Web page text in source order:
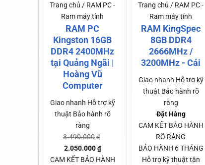
Trang chủ / RAM PC -
Ram máy tính
RAM PC
Kingston 16GB
DDR4 2400MHz
tại Quảng Ngãi |
Hoàng Vũ
Computer
Giao nhanh Hỗ trợ kỹ
thuật Bảo hành rõ
ràng
3.490.000 ₫
là:
2.050.000 ₫Giá
hiện
CAM KẾT BẢO HÀNH
Trang chủ / RAM PC -
Ram máy tính
RAM KingSpec
8GB DDR4
2666MHz /
3200MHz - Cái
Giao nhanh Hỗ trợ kỹ
thuật Bảo hành rõ
ràng
Đặt Hàng
CAM KẾT BẢO HÀNH
RÕ RÀNG
BẢO HÀNH 6 THÁNG
Hỗ trợ kỹ thuật tận